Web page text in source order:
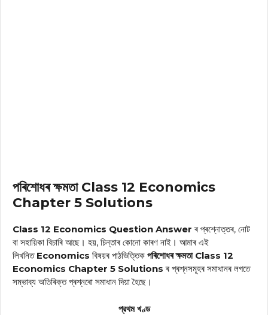
পৰিশোধৰ ক্ষমতা Class 12 Economics
Chapter 5 Solutions
Class 12 Economics Question Answerৰ প্ৰশ্নোত্তৰ, নোট
বা সহায়িকা বিচাৰি আছে। হয়, চিন্তাৰ কোনো কাৰণ নাই। আমাৰ এই
লিখনিত Economics বিষয়ৰ পাঠভিত্তিক পৰিশোধৰ ক্ষমতা Class 12
Economics Chapter 5 Solutionsৰ প্ৰশ্নসমূহৰ সমাধানৰ লগতে
সম্ভাব্য অতিৰিক্ত প্ৰশ্নৰো সমাধান দিয়া হৈছে।
প্রথম খণ্ড